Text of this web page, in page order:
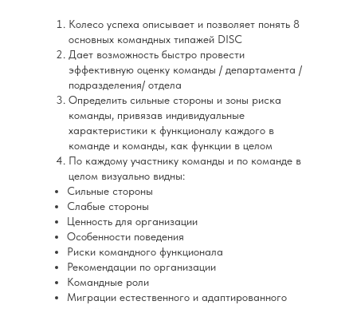
Колесо успеха описывает и позволяет понять 8
основных командных типажей DISC
Дает возможность быстро провести
эффективную оценку команды / департамента /
подразделения/ отдела
Определить сильные стороны и зоны риска
команды, привязав индивидуальные
характеристики к функционалу каждого в
команде и команды, как функции в целом
По каждому участнику команды и по команде в
целом визуально видны:
Сильные стороны
Слабые стороны
Ценность для организации
Особенности поведения
Риски командного функционала
Рекомендации по организации
Командные роли
Миграции естественного и адаптированного